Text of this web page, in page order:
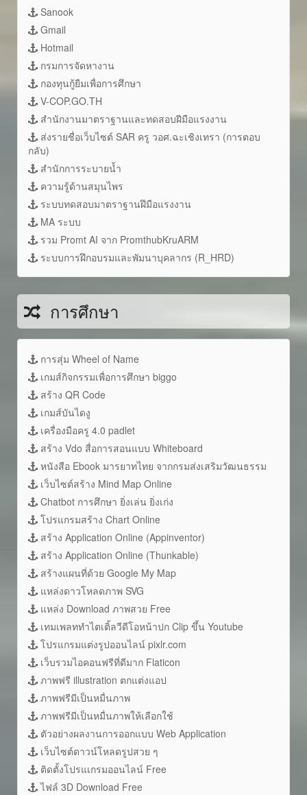
Sanook
Gmail
Hotmail
กรมการจัดหางาน
กองทุนกู้ยืมเพื่อการศึกษา
V-COP.GO.TH
สำนักงานมาตราฐานและทดสอบฝีมือแรงงาน
ส่งรายชื่อเว็บไซต์ SAR ครู วอศ.ฉะเชิงเทรา (การตอบ
กลับ)
สำนักการระบายน้ำ
ความรู้ด้านสมุนไพร
ระบบทดสอบมาตราฐานฝึมือแรงงาน
MA ระบบ
รวม Promt AI จาก PromthubKruARM
ระบบการฝึกอบรมและพัมนาบุคลากร (R_HRD)
การศึกษา
การสุ่ม Wheel of Name
เกมส์กิจกรรมเพื่อการศึกษา biggo
สร้าง QR Code
เกมส์บันไดงู
เครื่องมือครู 4.0 padlet
สร้าง Vdo สื่อการสอนแบบ Whiteboard
หนังสือ Ebook มารยาทไทย จากกรมส่งเสริมวัฒนธรรม
เว็บไซต์สร้าง Mind Map Online
Chatbot การศึกษา ยิ่งเล่น ยิ่งเก่ง
โปรแกรมสร้าง Chart Online
สร้าง Application Online (Appinventor)
สร้าง Application Online (Thunkable)
สร้างแผนที่ด้วย Google My Map
แหล่งดาวโหลดภาพ SVG
แหล่ง Download ภาพสวย Free
เทมเพลททำไตเติ้ลวีดีโอหน้าปก Clip ขึ้น Youtube
โปรแกรมแต่งรูปออนไลน์ pixlr.com
เว็บรวมไอคอนฟรีที่ดีมาก Flaticon
ภาพฟรี illustration ตกแต่งแอป
ภาพฟรีมีเป็นหมื่นภาพ
ภาพฟรีมีเป็นหมื่นภาพให้เลือกใช้
ตัวอย่างผลงานการออกแบบ Web Application
เว็บไซต์ดาวน์โหลดรูปสวย ๆ
ติดตั้งโปรแเกรมออนไลน์ Free
ไฟล์ 3D Download Free